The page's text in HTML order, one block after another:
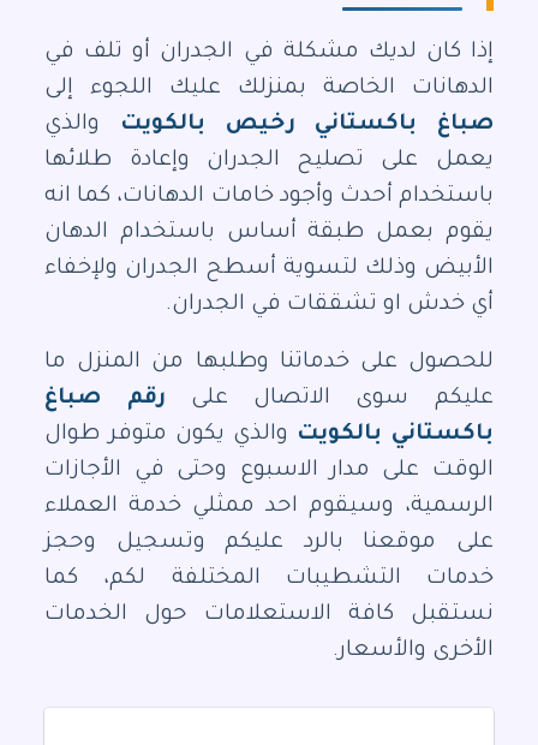
إذا كان لديك مشكلة في الجدران أو تلف في
الدهانات الخاصة بمنزلك عليك اللجوء إلى
صباغ باكستاني رخيص بالكويت
والذي
يعمل على تصليح الجدران وإعادة طلائها
باستخدام أحدث وأجود خامات الدهانات، كما انه
يقوم بعمل طبقة أساس باستخدام الدهان
الأبيض وذلك لتسوية أسطح الجدران ولإخفاء
أي خدش او تشققات في الجدران.
للحصول على خدماتنا وطلبها من المنزل ما
عليكم سوى الاتصال على رقم صباغ
باكستاني بالكويت والذي يكون متوفر طوال
الوقت على مدار الاسبوع وحتى في الأجازات
الرسمية، وسيقوم احد ممثلي خدمة العملاء
على موقعنا بالرد عليكم وتسجيل وحجز
خدمات التشطيبات المختلفة لكم، كما
نستقبل كافة الاستعلامات حول الخدمات
الأخرى والأسعار.